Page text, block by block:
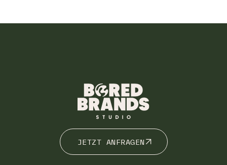
JETZT ANFRAGEN